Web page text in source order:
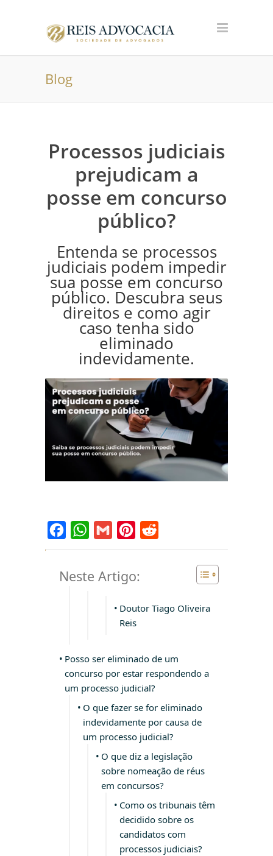
Blog
Processos judiciais
prejudicam a
posse em concurso
público?
Entenda se processos
judiciais podem impedir
sua posse em concurso
público. Descubra seus
direitos e como agir
caso tenha sido
eliminado
indevidamente.
FacebookWhatsApp
GmailPinterest
Reddit
Neste Artigo:
Doutor Tiago Oliveira
Reis
Posso ser eliminado de um
concurso por estar respondendo a
um processo judicial?
O que fazer se for eliminado
indevidamente por causa de
um processo judicial?
O que diz a legislação
sobre nomeação de réus
em concursos?
Como os tribunais têm
decidido sobre os
candidatos com
processos judiciais?